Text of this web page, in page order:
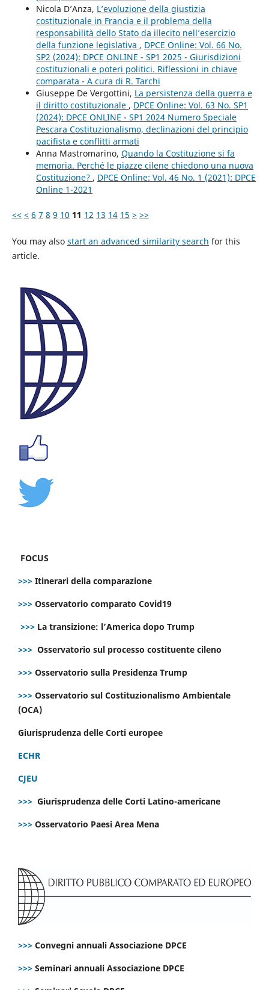
Nicola D’Anza, L’evoluzione della giustizia
costituzionale in Francia e il problema della
responsabilità dello Stato da illecito nell’esercizio
della funzione legislativa , DPCE Online: Vol. 66 No.
SP2 (2024): DPCE ONLINE - SP1 2025 - Giurisdizioni
costituzionali e poteri politici. Riflessioni in chiave
comparata - A cura di R. Tarchi
Giuseppe De Vergottini, La persistenza della guerra e
il diritto costituzionale , DPCE Online: Vol. 63 No. SP1
(2024): DPCE ONLINE - SP1 2024 Numero Speciale
Pescara Costituzionalismo, declinazioni del principio
pacifista e conflitti armati
Anna Mastromarino, Quando la Costituzione si fa
memoria. Perché le piazze cilene chiedono una nuova
Costituzione? , DPCE Online: Vol. 46 No. 1 (2021): DPCE
Online 1-2021
<< < 6 7 8 9 10 11 12 13 14 15 > >>
You may also start an advanced similarity search for this
article.
FOCUS
>>> Itinerari della comparazione
>>> Osservatorio comparato Covid19
>>> La transizione: l’America dopo Trump
>>> Osservatorio sul processo costituente cileno
>>> Osservatorio sulla Presidenza Trump
>>> Osservatorio sul Costituzionalismo Ambientale
(OCA)
Giurisprudenza delle Corti europee
ECHR
CJEU
>>> Giurisprudenza delle Corti Latino-americane
>>> Osservatorio Paesi Area Mena
>>> Convegni annuali Associazione DPCE
>>> Seminari annuali Associazione DPCE